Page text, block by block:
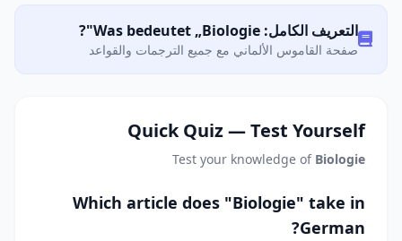
التعريف الكامل: Was bedeutet „Biologie"?
صفحة القاموس الألماني مع جميع الترجمات والقواعد
Quick Quiz — Test Yourself
Test your knowledge of Biologie
Which article does "Biologie" take in
German?